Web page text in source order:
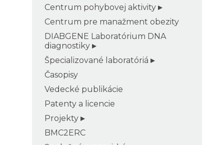
Centrum pohybovej aktivity
Centrum pre manažment obezity
DIABGENE Laboratórium DNA
diagnostiky
Špecializované laboratóriá
Časopisy
Vedecké publikácie
Patenty a licencie
Projekty
BMC2ERC